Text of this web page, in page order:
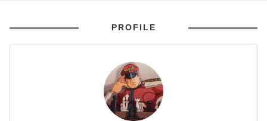
PROFILE